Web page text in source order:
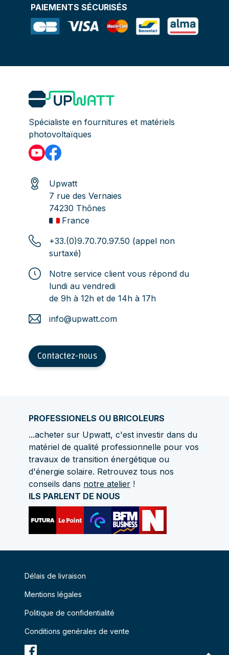
PAIEMENTS SÉCURISÉS
Spécialiste en fournitures et matériels
photovoltaïques
Upwatt
7 rue des Vernaies
74230 Thônes
France
+33.(0)9.70.70.97.50 (appel non
surtaxé)
Notre service client vous répond du
lundi au vendredi
de 9h à 12h et de 14h à 17h
info@upwatt.com
Contactez-nous
PROFESSIONELS OU BRICOLEURS
...acheter sur Upwatt, c'est investir dans du
matériel de qualité professionnelle pour vos
travaux de transition énergétique ou
d'énergie solaire. Retrouvez tous nos
conseils dans notre atelier !
ILS PARLENT DE NOUS
Délais de livraison
Mentions légales
Politique de confidentialité
Conditions genérales de vente